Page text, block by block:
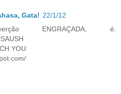
Gata! 22/1/12
ENGRAÇADA, é.
YOU